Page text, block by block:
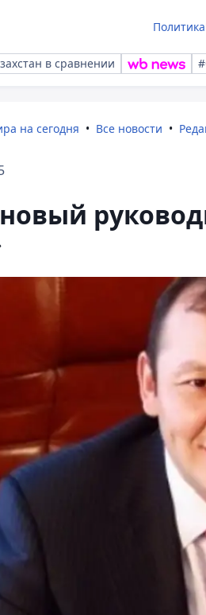
Политика
в сравнении
на сегодня Все новости